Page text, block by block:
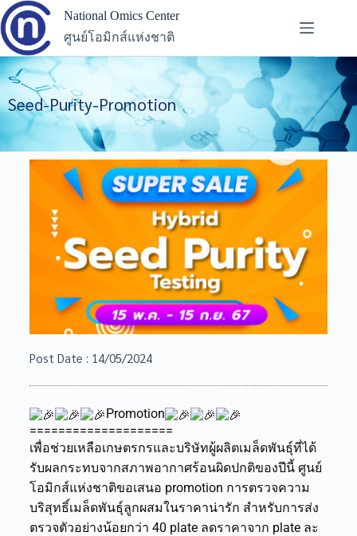
National Omics Center
ศูนย์โอมิกส์แห่งชาติ
Seed-Purity-Promotion
Post Date : 14/05/2024
Promotion
====================
เพื่อช่วยเหลือเกษตรกรและบริษัทผู้ผลิตเมล็ดพันธุ์ที่ได้
รับผลกระทบจากสภาพอากาศร้อนผิดปกติของปีนี้ ศูนย์
โอมิกส์แห่งชาติขอเสนอ promotion การตรวจความ
บริสุทธิ์เมล็ดพันธุ์ลูกผสมในราคาน่ารัก สำหรับการส่ง
ตรวจตัวอย่างน้อยกว่า 40 plate ลดราคาจาก plate ละ